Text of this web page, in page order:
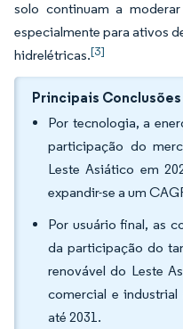
solo continuam a
especialmente para ativos
hidrelétricas.[3]
Principais
Por tecnologia, a
participação do
Leste Asiático em
expandir-se a um
Por usuário final, as
da participação do
renovável do Leste
comercial e industrial
até 2031.